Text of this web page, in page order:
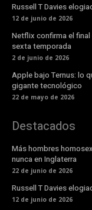
Russell T Davies
12 de junio de 2026
Netflix confirma el final
sexta temporada
2 de junio de 2026
Apple bajo Ternus: lo
gigante tecnológico
22 de mayo de 2026
Destacados
Más hombres
nunca en Inglaterra
22 de junio de 2026
Russell T Davies
12 de junio de 2026